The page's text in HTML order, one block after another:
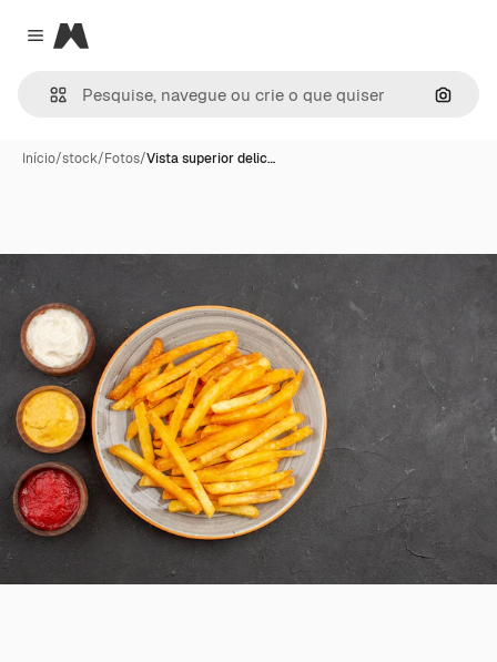
Close menu
Magnific
Início/stock/Fotos/Vista superior delic…